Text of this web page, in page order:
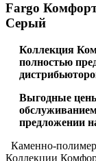
Fargo
Серый
Коллекция
полностью
Выгодные
предложении
Каменно-
Коллекции